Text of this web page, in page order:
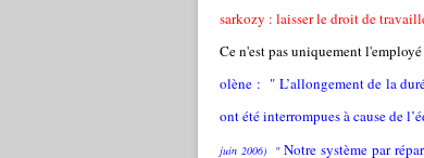
sarkozy : laisser le droit de
Ce n'est pas uniquement
olène : " L’allongement de la
ont été interrompues à cause de
juin 2006) " Notre système par